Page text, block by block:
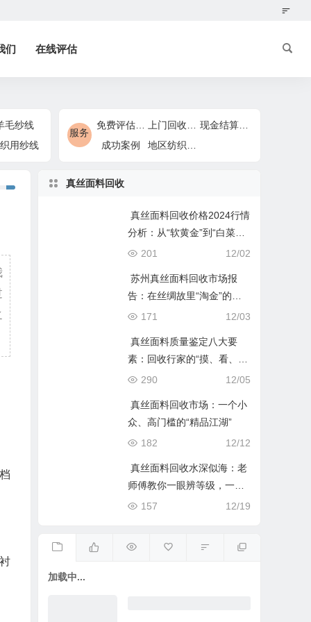
们 在线评估
毛纱线
用纱线
服务
免费评估服务
现金结算服务
成功案例
真丝面料回收
真丝面料回收价格2024行情
分析：从“软黄金”到“白菜价”
的鉴别逻辑
12/02
201
苏州真丝面料回收市场报
告：在丝绸故里“淘金”的行
家指南
12/03
171
真丝面料质量鉴定八大要
素：回收行家的“摸、看、
烧”实战手册
12/05
290
真丝面料回收市场：一个小
众、高门槛的“精品江湖”
12/12
182
真丝面料回收水深似海：老
师傅教你一眼辨等级，一手
定价格
12/19
157
加载中...